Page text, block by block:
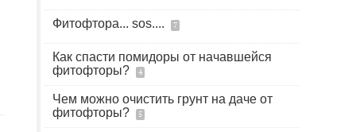
Фитофтора... sos.... 7
Как спасти помидоры от начавшейся
фитофторы?
4
Чем можно очистить грунт на даче от
фитофторы?
5